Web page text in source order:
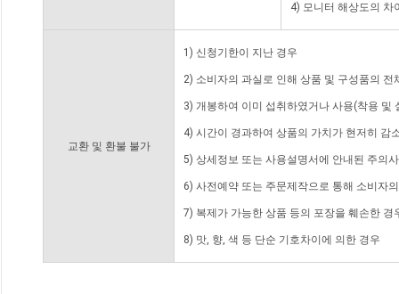
4) 모니터 해상도의 차
교환 및 환불 불가
1) 신청기한이 지난 경우
2) 소비자의 과실로 인해 상품 및 구성품의
3) 개봉하여 이미 섭취하였거나 사용(착용 및
4) 시간이 경과하여 상품의 가치가 현저히 감
5) 상세정보 또는 사용설명서에 안내된 주의
6) 사전예약 또는 주문제작으로 통해 소비자
7) 복제가 가능한 상품 등의 포장을 훼손한 경
8) 맛, 향, 색 등 단순 기호차이에 의한 경우